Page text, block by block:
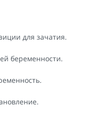
для зачатия.
беременности.